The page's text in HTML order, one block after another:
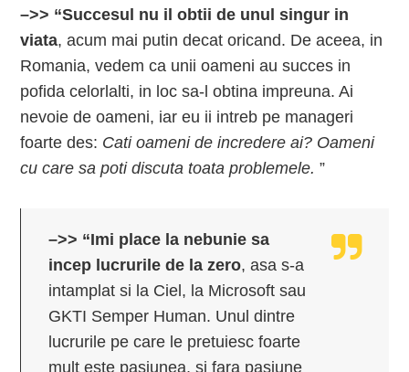
–>> “Succesul nu il obtii de unul singur in
viata, acum mai putin decat oricand. De aceea, in
Romania, vedem ca unii oameni au succes in
pofida celorlalti, in loc sa-l obtina impreuna. Ai
nevoie de oameni, iar eu ii intreb pe manageri
foarte des: Cati oameni de incredere ai? Oameni
cu care sa poti discuta toata problemele. ”
–>> “Imi place la nebunie sa
incep lucrurile de la zero, asa s-a
intamplat si la Ciel, la Microsoft sau
GKTI Semper Human. Unul dintre
lucrurile pe care le pretuiesc foarte
mult este pasiunea, si fara pasiune